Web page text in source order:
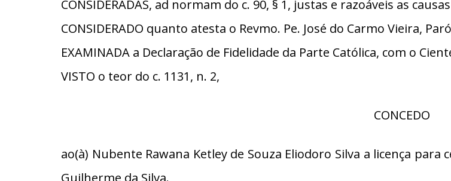
CONSIDERADAS, ad normam do c. 90, § 1, justas e razoáveis as
CONSIDERADO quanto atesta o Revmo. Pe. José do Carmo Vieira,
EXAMINADA a Declaração de Fidelidade da Parte Católica, com o
VISTO o teor do c. 1131, n. 2,
CONCEDO
ao(à) Nubente Rawana Ketley de Souza Eliodoro Silva a licença
Guilherme da Silva.